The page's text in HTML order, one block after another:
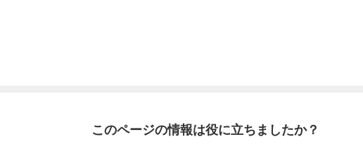
このページの情報は役に立ちましたか？